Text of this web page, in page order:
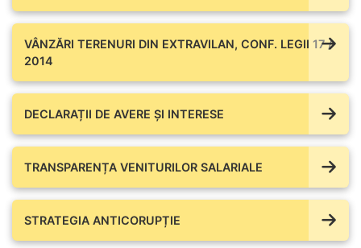
VÂNZĂRI TERENURI DIN EXTRAVILAN, CONF. LEGII 17 /
2014
DECLARAȚII DE AVERE ŞI INTERESE
TRANSPARENȚA VENITURILOR SALARIALE
STRATEGIA ANTICORUPȚIE